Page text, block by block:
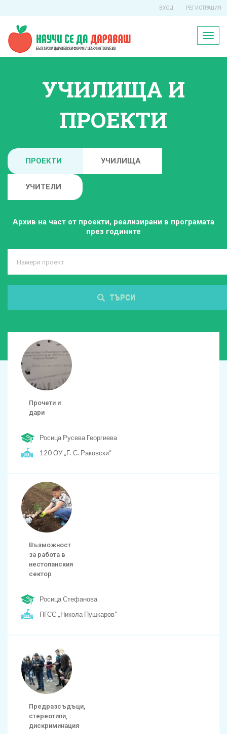
ВХОД РЕГИСТРАЦИЯ
УЧИЛИЩА И
ПРОЕКТИ
ПРОЕКТИ УЧИЛИЩА
УЧИТЕЛИ
Архив на част от проекти, реализирани в програмата
през годините
ТЪРСИ
Прочети и
дари
Росица Русева Георгиева
120 ОУ „Г. С. Раковски“
Възможност
за работа в
нестопанския
сектор
Росица Стефанова
ПГСС „Никола Пушкаров“
Предразсъдъци,
стереотипи,
дискриминация